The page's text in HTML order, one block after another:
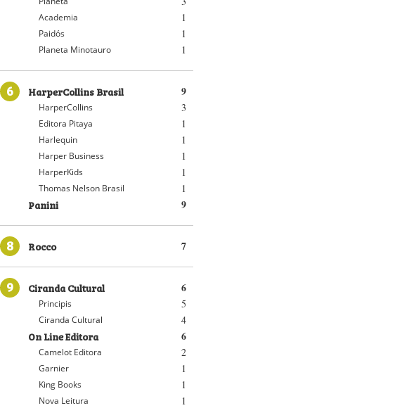
1
Academia
1
Paidós
1
Planeta Minotauro
6 9
HarperCollins Brasil
3
HarperCollins
1
Editora Pitaya
1
Harlequin
1
Harper Business
1
HarperKids
1
Thomas Nelson Brasil
9
Panini
8 7
Rocco
9 6
Ciranda Cultural
5
Principis
4
Ciranda Cultural
6
On Line Editora
2
Camelot Editora
1
Garnier
1
King Books
1
Nova Leitura